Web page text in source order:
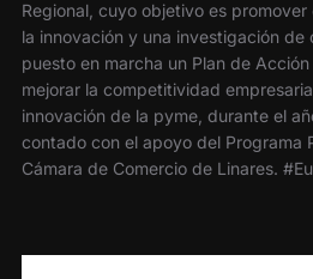
Regional, cuyo objetivo es promover
la innovación y una investigación de
puesto en marcha un Plan de
mejorar la competitividad
innovación de la pyme, durante el
contado con el apoyo del Programa
Cámara de Comercio de Linares.